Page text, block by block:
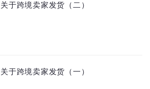
关于跨境卖家发货（二）
关于跨境卖家发货（一）